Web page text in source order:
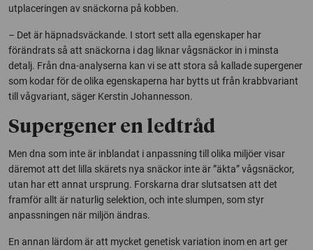
utplaceringen av snäckorna på kobben.
– Det är häpnadsväckande. I stort sett alla egenskaper har
förändrats så att snäckorna i dag liknar vågsnäckor in i minsta
detalj. Från dna-analyserna kan vi se att stora så kallade supergener
som kodar för de olika egenskaperna har bytts ut från krabbvariant
till vågvariant, säger Kerstin Johannesson.
Supergener en ledtråd
Men dna som inte är inblandat i anpassning till olika miljöer visar
däremot att det lilla skärets nya snäckor inte är ”äkta” vågsnäckor,
utan har ett annat ursprung. Forskarna drar slutsatsen att det
framför allt är naturlig selektion, och inte slumpen, som styr
anpassningen när miljön ändras.
En annan lärdom är att mycket genetisk variation inom en art ger